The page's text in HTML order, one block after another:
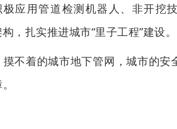
应用管道检测机器人、非开挖
，扎实推进城市“里子工程”建设。
不着的城市地下管网，城市的安